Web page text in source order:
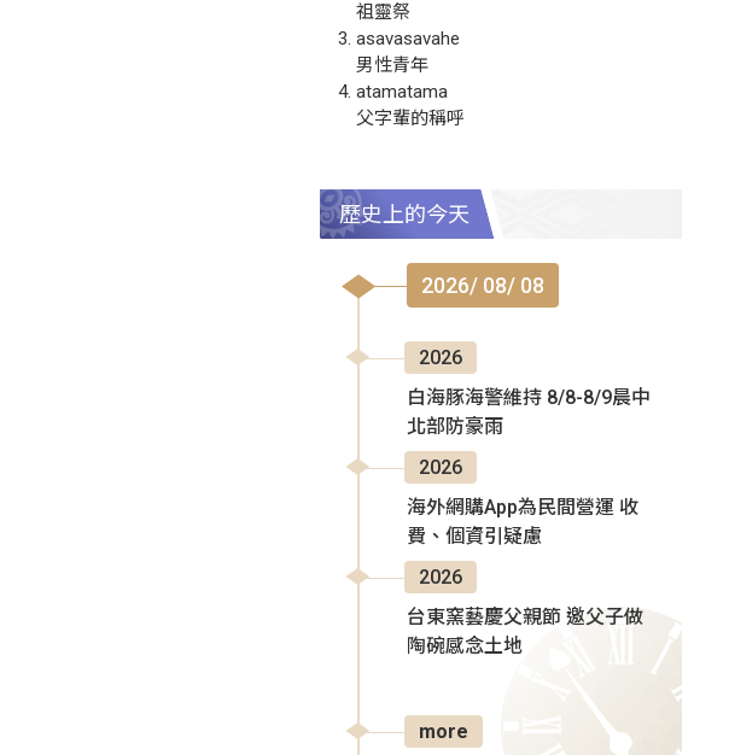
祖靈祭
asavasavahe
男性青年
atamatama
父字輩的稱呼
歷史上的今天
2026/ 08/ 08
2026
白海豚海警維持 8/8-8/9晨中
北部防豪雨
2026
海外網購App為民間營運 收
費、個資引疑慮
2026
台東窯藝慶父親節 邀父子做
陶碗感念土地
more